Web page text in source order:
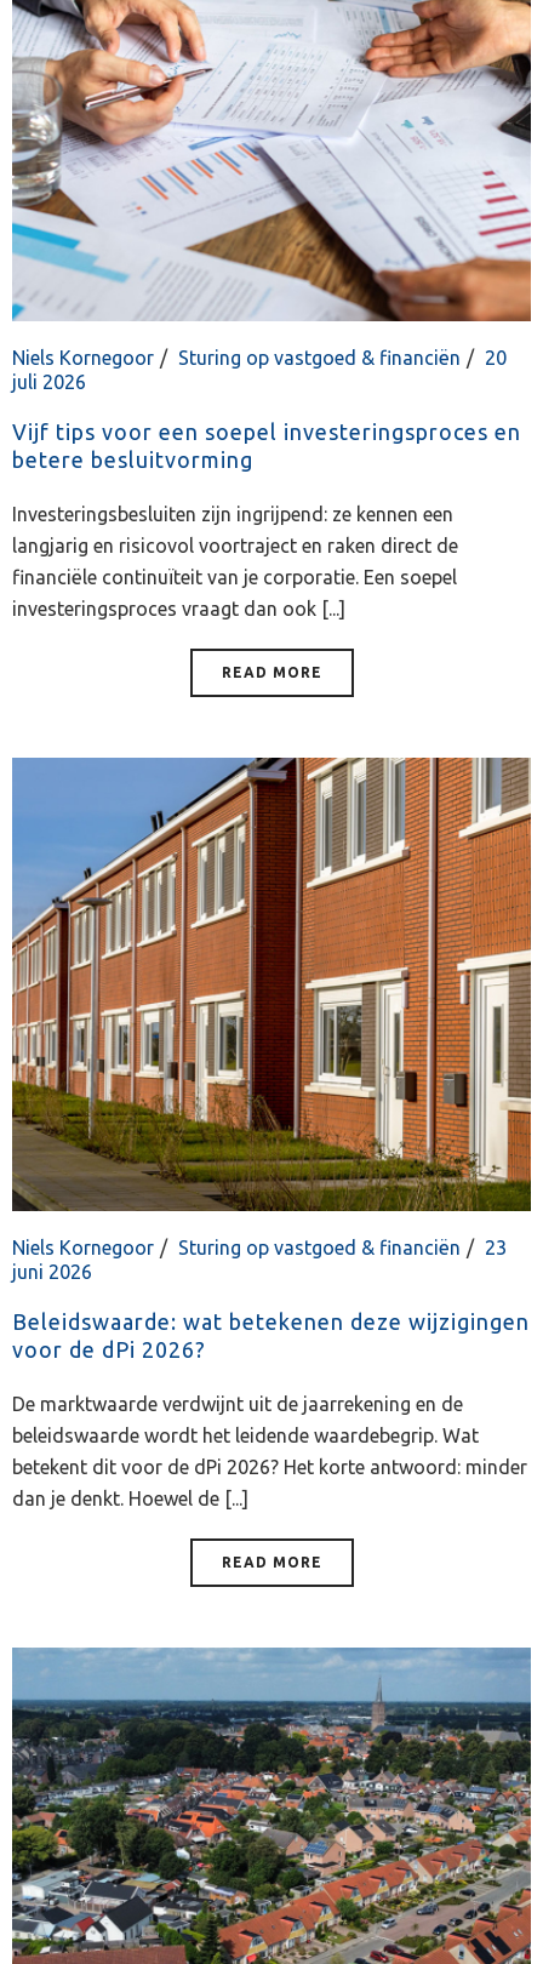
Niels Kornegoor Sturing op vastgoed & financiën
20
juli 2026
Vijf tips voor een soepel investeringsproces en
betere besluitvorming
Investeringsbesluiten zijn ingrijpend: ze kennen een
langjarig en risicovol voortraject en raken direct de
financiële continuïteit van je corporatie. Een soepel
investeringsproces vraagt dan ook [...]
READ MORE
Niels Kornegoor Sturing op vastgoed & financiën
23
juni 2026
Beleidswaarde: wat betekenen deze wijzigingen
voor de dPi 2026?
De marktwaarde verdwijnt uit de jaarrekening en de
beleidswaarde wordt het leidende waardebegrip. Wat
betekent dit voor de dPi 2026? Het korte antwoord: minder
dan je denkt. Hoewel de [...]
READ MORE